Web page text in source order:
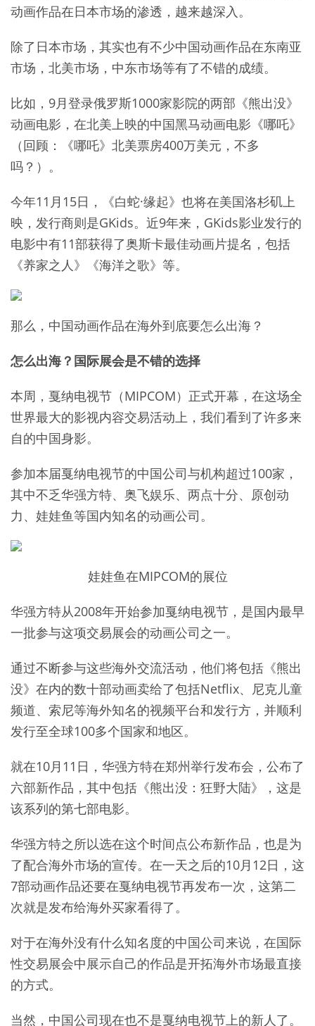
动画作品在日本市场的渗透，越来越深入。
除了日本市场，其实也有不少中国动画作品在东南亚
市场，北美市场，中东市场等有了不错的成绩。
比如，9月登录俄罗斯1000家影院的两部《熊出没》
动画电影，在北美上映的中国黑马动画电影《哪吒》
（回顾：《哪吒》北美票房400万美元，不多
吗？）。
今年11月15日，《白蛇·缘起》也将在美国洛杉矶上
映，发行商则是GKids。近9年来，GKids影业发行的
电影中有11部获得了奥斯卡最佳动画片提名，包括
《养家之人》《海洋之歌》等。
那么，中国动画作品在海外到底要怎么出海？
怎么出海？国际展会是不错的选择
本周，戛纳电视节（MIPCOM）正式开幕，在这场全
世界最大的影视内容交易活动上，我们看到了许多来
自的中国身影。
参加本届戛纳电视节的中国公司与机构超过100家，
其中不乏华强方特、奥飞娱乐、两点十分、原创动
力、娃娃鱼等国内知名的动画公司。
娃娃鱼在MIPCOM的展位
华强方特从2008年开始参加戛纳电视节，是国内最早
一批参与这项交易展会的动画公司之一。
通过不断参与这些海外交流活动，他们将包括《熊出
没》在内的数十部动画卖给了包括Netflix、尼克儿童
频道、索尼等海外知名的视频平台和发行方，并顺利
发行至全球100多个国家和地区。
就在10月11日，华强方特在郑州举行发布会，公布了
六部新作品，其中包括《熊出没：狂野大陆》，这是
该系列的第七部电影。
华强方特之所以选在这个时间点公布新作品，也是为
了配合海外市场的宣传。在一天之后的10月12日，这
7部动画作品还要在戛纳电视节再发布一次，这第二
次就是发布给海外买家看得了。
对于在海外没有什么知名度的中国公司来说，在国际
性交易展会中展示自己的作品是开拓海外市场最直接
的方式。
当然，中国公司现在也不是戛纳电视节上的新人了。